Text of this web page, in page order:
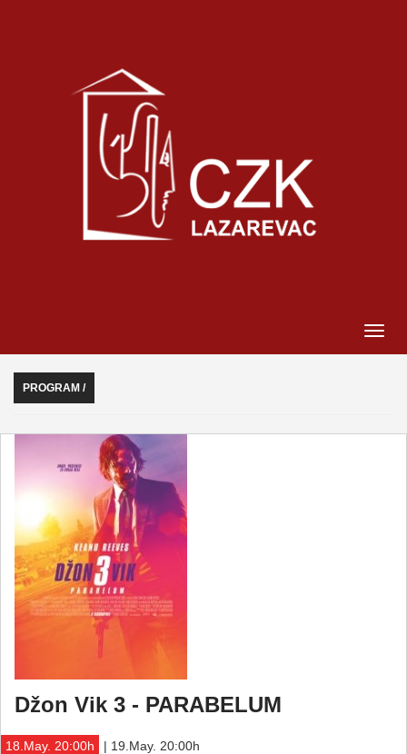
PROGRAM /
Džon Vik 3 - PARABELUM
18.May. 20:00h | 19.May. 20:00h